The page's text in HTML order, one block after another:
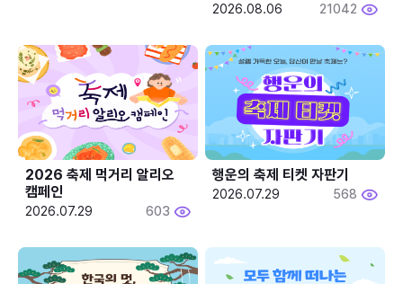
2026.08.06 21042
2026 축제 먹거리 알리오
캠페인
2026.07.29 603
행운의 축제 티켓 자판기
2026.07.29 568